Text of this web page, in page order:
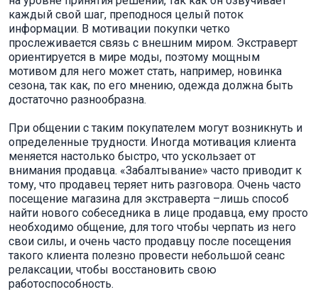
каждый свой шаг, преподнося целый поток
информации. В мотивации покупки четко
прослеживается связь с внешним миром. Экстраверт
ориентируется в мире моды, поэтому мощным
мотивом для него может стать, например, новинка
сезона, так как, по его мнению, одежда должна быть
достаточно разнообразна.
При общении с таким покупателем могут возникнуть и
определенные трудности. Иногда мотивация клиента
меняется настолько быстро, что ускользает от
внимания продавца. «Забалтывание» часто приводит к
тому, что продавец теряет нить разговора. Очень часто
посещение магазина для экстраверта –лишь способ
найти нового собеседника в лице продавца, ему просто
необходимо общение, для того чтобы черпать из него
свои силы, и очень часто продавцу после посещения
такого клиента полезно провести небольшой сеанс
релаксации, чтобы восстановить свою
работоспособность.